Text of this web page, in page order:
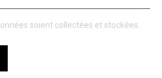
soient collectées et stockées.